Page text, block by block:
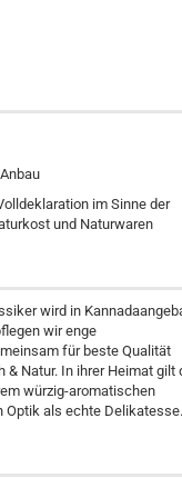
im Sinne der
und Naturwaren
wird in
wir enge
für beste Qualität
Natur. In ihrer Heimat gilt
würzig-aromatischen
Optik als echte